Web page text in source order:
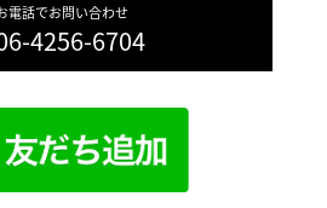
電話でお問い合わせ
4256-6704